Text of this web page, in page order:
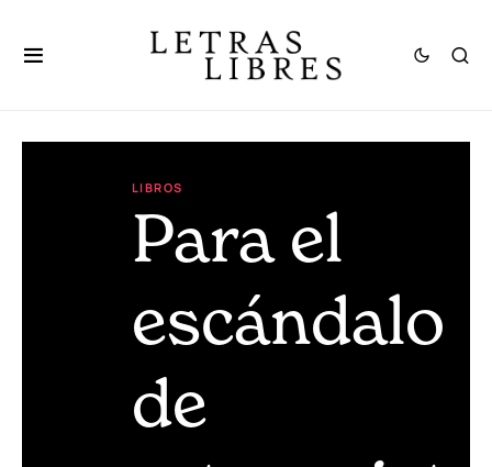
LIBROS
Para el
escándalo
de